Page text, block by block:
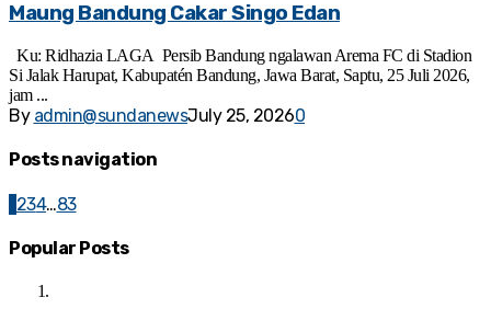
Maung Bandung Cakar Singo Edan
Ku: Ridhazia LAGA Persib Bandung ngalawan Arema FC di Stadion
Si Jalak Harupat, Kabupatén Bandung, Jawa Barat, Saptu, 25 Juli 2026,
jam ...
By admin@sundanewsJuly 25, 20260
Posts navigation
234…83
Popular Posts